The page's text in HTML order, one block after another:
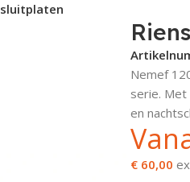
Nemef
serie.
en
€ 60,00